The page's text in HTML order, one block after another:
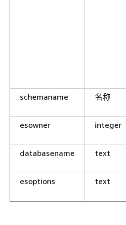
schemaname
名称
esowner
integer
databasename
text
esoptions
text